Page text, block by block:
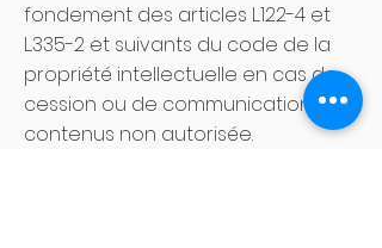
fondement des articles L.122-4 et
L.335-2 et suivants du code de la
propriété intellectuelle en cas de
cession ou de communication des
contenus non autorisée.